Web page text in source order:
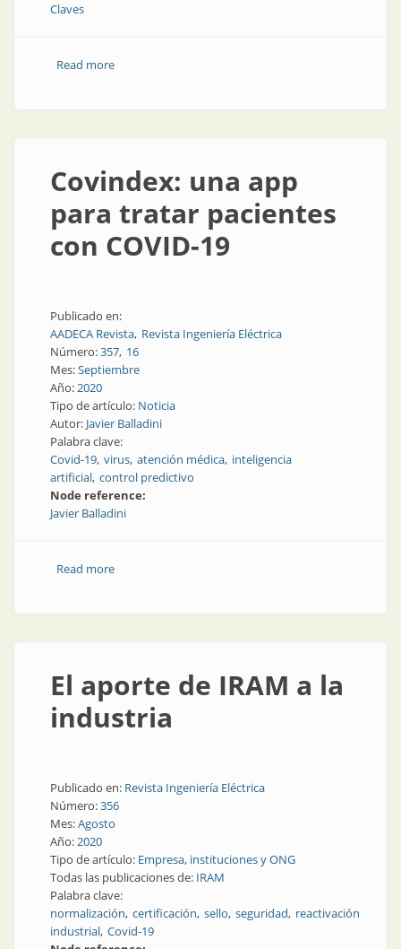
Claves
Read moreabout Una respuesta a la pandemia: digitalización en
Covindex: una app
para tratar pacientes
con COVID-19
Publicado en:
AADECA Revista Revista Ingeniería Eléctrica
Número:357 16
Mes:Septiembre
Año:2020
Tipo de artículo: Noticia
Autor: Javier Balladini
Palabra clave:
Covid-19 virus atención médica inteligencia
artificial control predictivo
Node reference:
Javier Balladini
Read moreabout Covindex: una app para tratar pacientes con
El aporte de IRAM a la
industria
Publicado en: Revista Ingeniería Eléctrica
Número:356
Mes:Agosto
Año:2020
Tipo de artículo: Empresa, instituciones y ONG
Todas las publicaciones de: IRAM
Palabra clave:
normalización certificación sello seguridad reactivación
industrial Covid-19